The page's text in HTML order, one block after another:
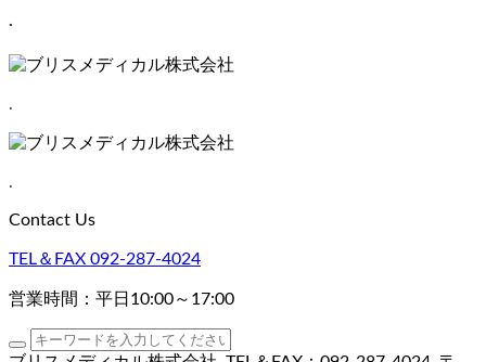
.
.
.
Contact Us
TEL＆FAX 092-287-4024
営業時間：平日10:00～17:00